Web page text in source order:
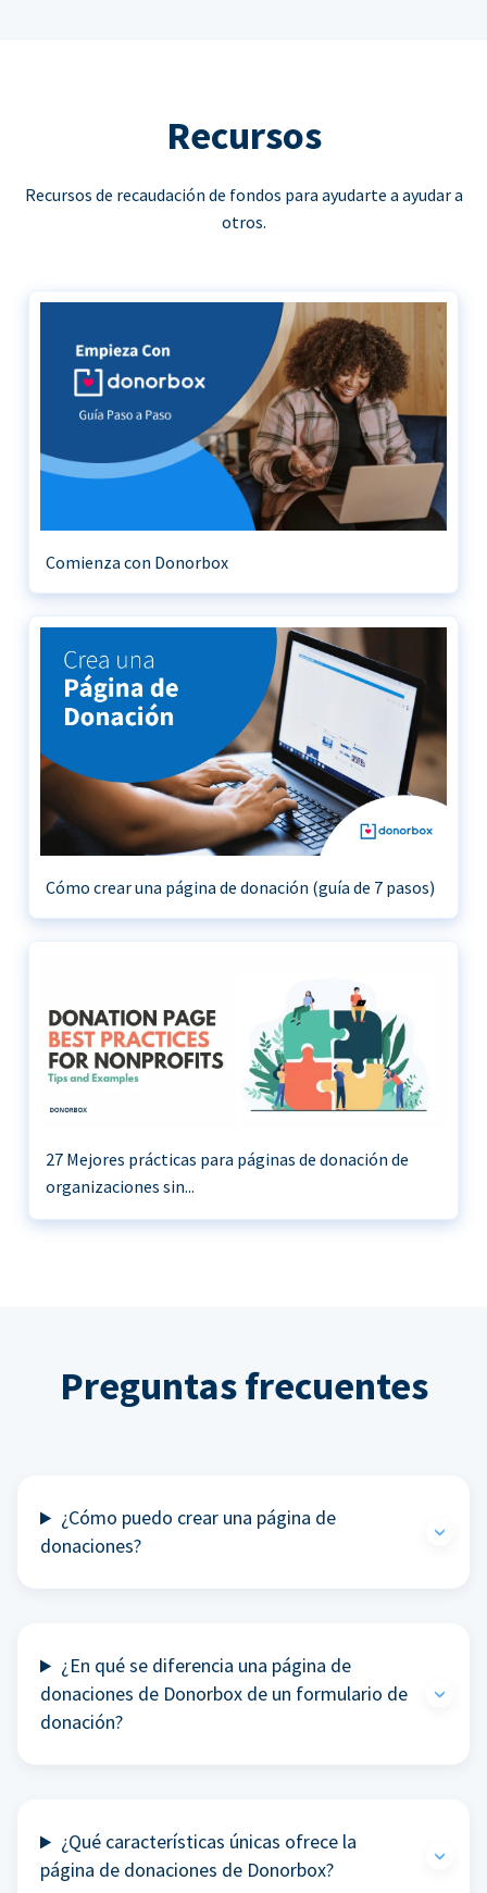
Recursos
Recursos de recaudación de fondos para ayudarte a ayudar a
otros.
Comienza con Donorbox
Cómo crear una página de donación (guía de 7 pasos)
27 Mejores prácticas para páginas de donación de
organizaciones sin...
Preguntas frecuentes
¿Cómo puedo crear una página de
donaciones?
¿En qué se diferencia una página de
donaciones de Donorbox de un formulario de
donación?
¿Qué características únicas ofrece la
página de donaciones de Donorbox?